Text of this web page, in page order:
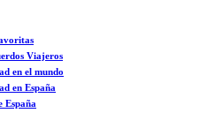
Viajeros
en el mundo
en España
España